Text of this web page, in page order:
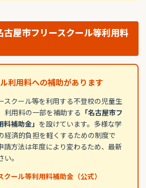
古屋市フリースクール等利用料
利用料への補助があります
スクール等を利用する不登校の児童生
利用料の一部を補助する 「名古屋市フ
補助金」 を設けています。多様な学
経済的負担を軽くするための制度で
請方法は年度により変わるため、最新
。
ール等利用料補助金（公式）